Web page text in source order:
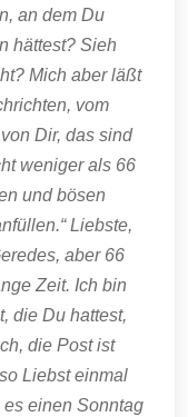
an dem Du
hättest? Sieh
Mich aber läßt
vom
Dir, das sind
weniger als 66
und bösen
Liebste,
aber 66
Zeit. Ich bin
die Du hattest,
die Post ist
Liebst einmal
einen Sonntag